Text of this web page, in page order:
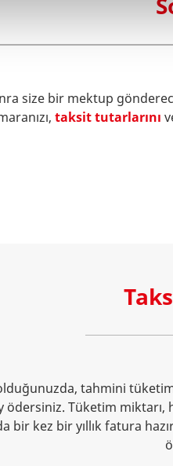
size bir mektup
taksit tutarlarını
tahmini tüketim
ödersiniz. Tüketim miktarı,
bir kez bir yıllık fatura